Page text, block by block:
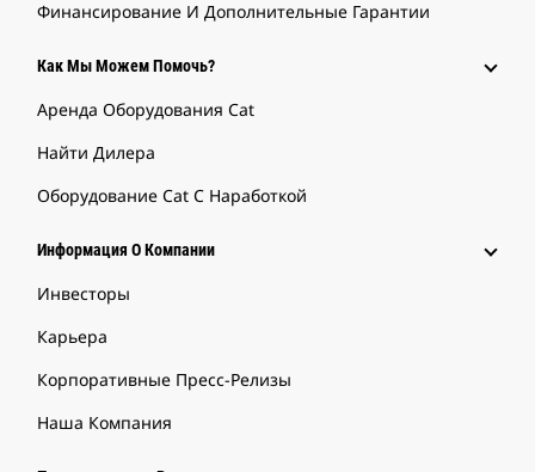
Финансирование И Дополнительные Гарантии
Как Мы Можем Помочь?
Аренда Оборудования Cat
Найти Дилера
Оборудование Cat С Наработкой
Информация О Компании
Инвесторы
Карьера
Корпоративные Пресс-Релизы
Наша Компания